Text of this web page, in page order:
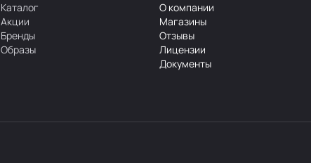
Каталог
Акции
Бренды
Образы
О компании
Магазины
Отзывы
Лицензии
Документы